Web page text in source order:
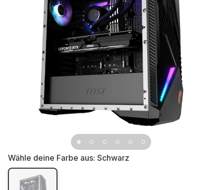
Wähle deine Farbe aus: Schwarz